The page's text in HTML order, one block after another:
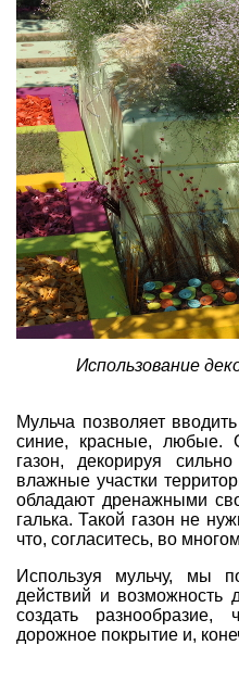
Использование
Мульча позволяет
синие, красные, любые.
газон, декорируя
влажные участки
обладают дренажными
галька. Такой газон не
что, согласитесь, во
Используя мульчу, мы
действий и возможность
создать разнообразие,
дорожное покрытие и,